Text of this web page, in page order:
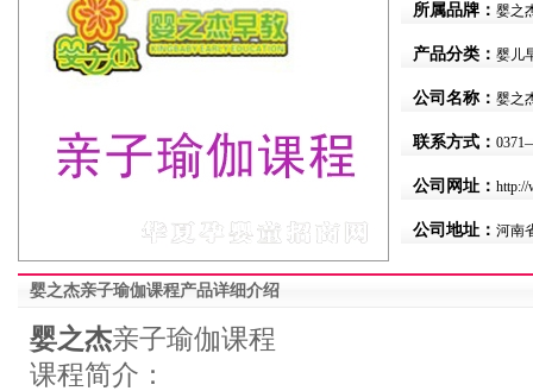
所属品牌： 婴之
产品分类： 婴儿
公司名称： 婴之
联系方式：
公司网址： http://
公司地址： 河南
婴之杰亲子瑜伽课程产品详细介绍
婴之杰亲子瑜伽课程
课程简介：